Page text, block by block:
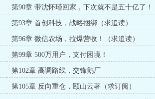
票）
第90章 带沈怀瑾回家，下次就不是五十亿了！
第93章 首创科技，战略捆绑（求追读）
第96章 微信农场，拉爆营收！（求追读）
第99章 500万用户，支付困境！
第102章 高调路线，交锋鹅厂
第105章 反向重仓，颐山云著（求订阅）